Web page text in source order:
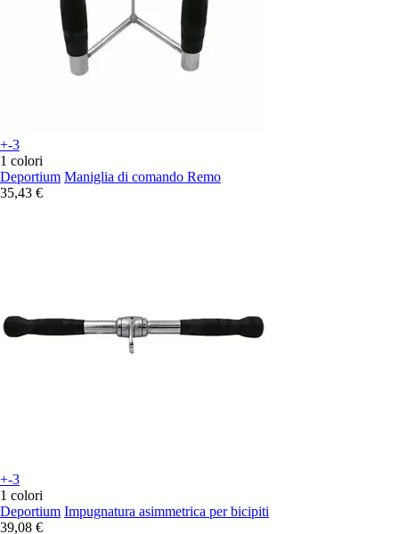
+-3
1 colori
Deportium Maniglia di comando Remo
35,43 €
+-3
1 colori
Deportium Impugnatura asimmetrica per bicipiti
39,08 €